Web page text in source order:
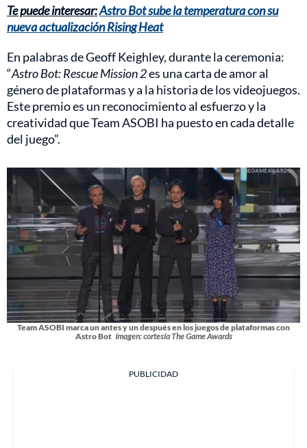
Te puede interesar:Astro Bot sube la temperatura con su
nueva actualización Rising Heat
En palabras de Geoff Keighley, durante la ceremonia:
“Astro Bot: Rescue Mission 2es una carta de amor al
género de plataformas y a la historia de los videojuegos.
Este premio es un reconocimiento al esfuerzo y la
creatividad que Team ASOBI ha puesto en cada detalle
del juego”.
Team ASOBI marca un antes y un después en los juegos de plataformas con
Astro Bot Imagen: cortesía The Game Awards
PUBLICIDAD